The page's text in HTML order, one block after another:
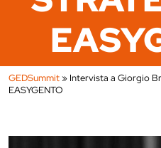
GEDSummit» Intervista a Giorgio
EASYGENTO